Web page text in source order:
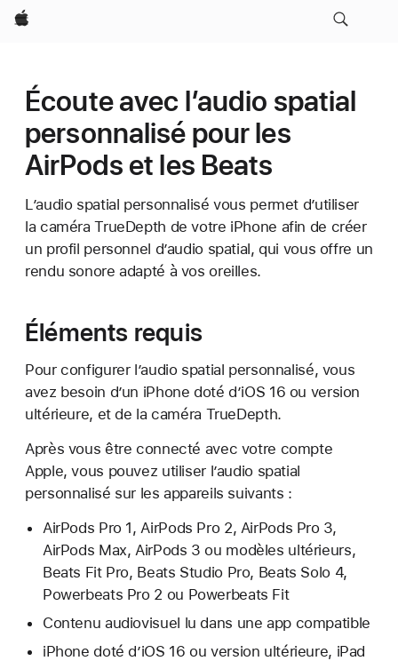
Apple
Écoute avec l’audio spatial
personnalisé pour les
AirPods et les Beats
L’audio spatial personnalisé vous permet d’utiliser
la caméra TrueDepth de votre iPhone afin de créer
un profil personnel d’audio spatial, qui vous offre un
rendu sonore adapté à vos oreilles.
Éléments requis
Pour configurer l’audio spatial personnalisé, vous
avez besoin d’un iPhone doté d’iOS 16 ou version
ultérieure, et de la caméra TrueDepth.
Après vous être connecté avec votre compte
Apple, vous pouvez utiliser l’audio spatial
personnalisé sur les appareils suivants :
AirPods Pro 1, AirPods Pro 2, AirPods Pro 3,
AirPods Max, AirPods 3 ou modèles ultérieurs,
Beats Fit Pro, Beats Studio Pro, Beats Solo 4,
Powerbeats Pro 2 ou Powerbeats Fit
Contenu audiovisuel lu dans une app compatible
iPhone doté d’iOS 16 ou version ultérieure, iPad